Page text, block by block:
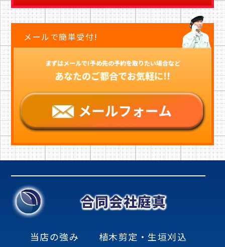
メールで簡単受付!
まずはメールで!予め先の予約を取りたい場合など
あなたのご都合でお気軽に!!
合同会社庭真
当店の強み
植木剪定・生垣刈込